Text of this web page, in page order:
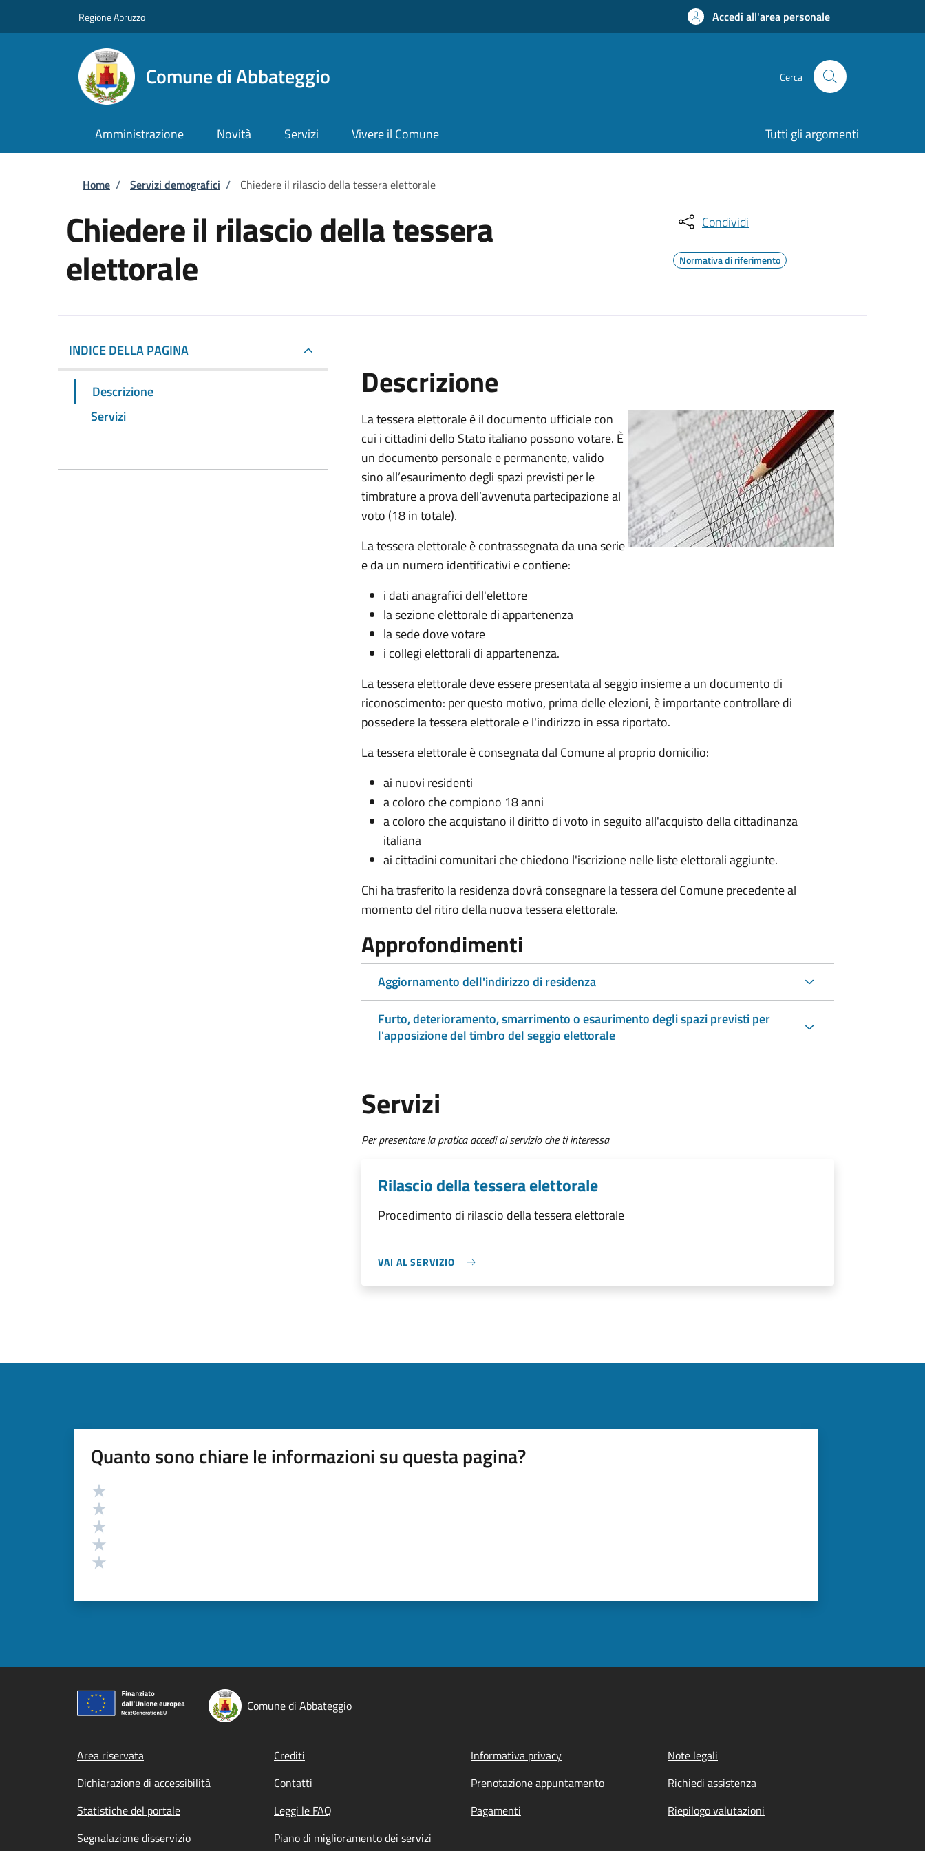
Regione Abruzzo Accedi all'area personale
Comune di Abbateggio Cerca
Amministrazione Novità Servizi Vivere il Comune Tutti gli argomenti
Briciole di pane
Home / Servizi demografici / Chiedere il rilascio della tessera elettorale
Chiedere il rilascio della tessera
elettorale
Condividi
Normativa di riferimento
INDICE DELLA PAGINA
Descrizione
Servizi
Descrizione
La tessera elettorale è il documento ufficiale con
cui i cittadini dello Stato italiano possono votare. È
un documento personale e permanente, valido
sino all’esaurimento degli spazi previsti per le
timbrature a prova dell’avvenuta partecipazione al
voto (18 in totale).
La tessera elettorale è contrassegnata da una serie
e da un numero identificativi e contiene:
i dati anagrafici dell'elettore
la sezione elettorale di appartenenza
la sede dove votare
i collegi elettorali di appartenenza.
La tessera elettorale deve essere presentata al seggio insieme a un documento di
riconoscimento: per questo motivo, prima delle elezioni, è importante controllare di
possedere la tessera elettorale e l'indirizzo in essa riportato.
La tessera elettorale è consegnata dal Comune al proprio domicilio:
ai nuovi residenti
a coloro che compiono 18 anni
a coloro che acquistano il diritto di voto in seguito all'acquisto della cittadinanza
italiana
ai cittadini comunitari che chiedono l'iscrizione nelle liste elettorali aggiunte.
Chi ha trasferito la residenza dovrà consegnare la tessera del Comune precedente al
momento del ritiro della nuova tessera elettorale.
Approfondimenti
Aggiornamento dell'indirizzo di residenza
Furto, deterioramento, smarrimento o esaurimento degli spazi previsti per
l'apposizione del timbro del seggio elettorale
Servizi
Per presentare la pratica accedi al servizio che ti interessa
Rilascio della tessera elettorale
Procedimento di rilascio della tessera elettorale
VAI AL SERVIZIO
Quanto sono chiare le informazioni su questa pagina?
Valutazione
Comune di Abbateggio
Footer menu
Area riservata Crediti Informativa privacy
Note legali
Dichiarazione di accessibilità
Contatti Prenotazione appuntamento
Richiedi assistenza
Statistiche del portale
Leggi le FAQ Pagamenti
Riepilogo valutazioni
Segnalazione disservizio
Piano di miglioramento dei servizi